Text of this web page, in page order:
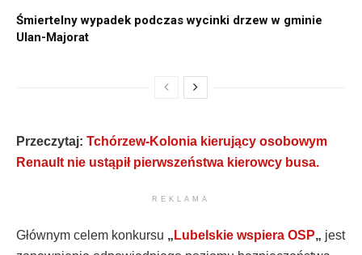
Śmiertelny wypadek podczas wycinki drzew w gminie
Ulan-Majorat
Przeczytaj: Tchórzew-Kolonia kierujący osobowym
Renault nie ustąpił pierwszeństwa kierowcy busa.
REKLAMA
Głównym celem konkursu „ Lubelskie wspiera OSP„ jest